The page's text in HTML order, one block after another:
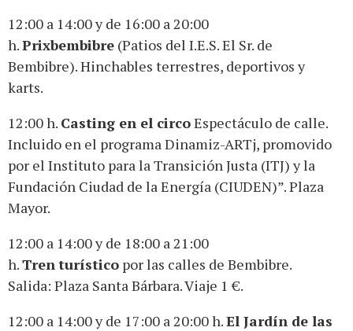
12:00 a 14:00 y de 16:00 a 20:00
h.Prixbembibre (Patios del I.E.S. El Sr. de
Bembibre). Hinchables terrestres, deportivos y
karts.
12:00 h. Casting en el circoEspectáculo de calle.
Incluido en el programa Dinamiz-ARTj, promovido
por el Instituto para la Transición Justa (ITJ) y la
Fundación Ciudad de la Energía (CIUDEN)”. Plaza
Mayor.
12:00 a 14:00 y de 18:00 a 21:00
h.Tren turístico por las calles de Bembibre.
Salida: Plaza Santa Bárbara. Viaje 1 €.
12:00 a 14:00 y de 17:00 a 20:00 h.El Jardín de las